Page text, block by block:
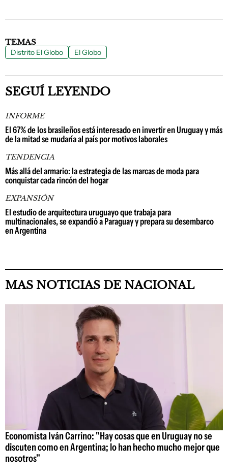
TEMAS
Distrito El Globo El Globo
SEGUÍ LEYENDO
INFORME
El 67% de los brasileños está interesado en invertir en Uruguay y más
de la mitad se mudaría al país por motivos laborales
TENDENCIA
Más allá del armario: la estrategia de las marcas de moda para
conquistar cada rincón del hogar
EXPANSIÓN
El estudio de arquitectura uruguayo que trabaja para
multinacionales, se expandió a Paraguay y prepara su desembarco
en Argentina
MAS NOTICIAS DE NACIONAL
Economista Iván Carrino: "Hay cosas que en Uruguay no se
discuten como en Argentina; lo han hecho mucho mejor que
nosotros"